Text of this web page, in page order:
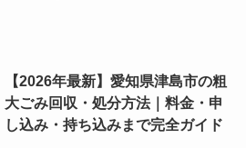
【2026年最新】愛知県津島市の粗
大ごみ回収・処分方法｜料金・申
し込み・持ち込みまで完全ガイド